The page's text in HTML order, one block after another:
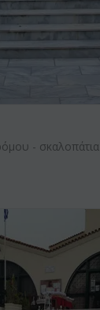
- σκαλοπάτια